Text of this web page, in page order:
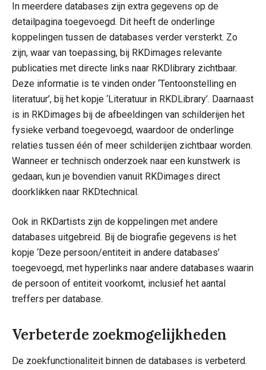
In meerdere databases zijn extra gegevens op de
detailpagina toegevoegd. Dit heeft de onderlinge
koppelingen tussen de databases verder versterkt. Zo
zijn, waar van toepassing, bij RKDimages relevante
publicaties met directe links naar RKDlibrary zichtbaar.
Deze informatie is te vinden onder ‘Tentoonstelling en
literatuur’, bij het kopje ‘Literatuur in RKDLibrary’. Daarnaast
is in RKDimages bij de afbeeldingen van schilderijen het
fysieke verband toegevoegd, waardoor de onderlinge
relaties tussen één of meer schilderijen zichtbaar worden.
Wanneer er technisch onderzoek naar een kunstwerk is
gedaan, kun je bovendien vanuit RKDimages direct
doorklikken naar RKDtechnical.
Ook in RKDartists zijn de koppelingen met andere
databases uitgebreid. Bij de biografie gegevens is het
kopje ‘Deze persoon/entiteit in andere databases’
toegevoegd, met hyperlinks naar andere databases waarin
de persoon of entiteit voorkomt, inclusief het aantal
treffers per database.
Verbeterde zoekmogelijkheden
De zoekfunctionaliteit binnen de databases is verbeterd.